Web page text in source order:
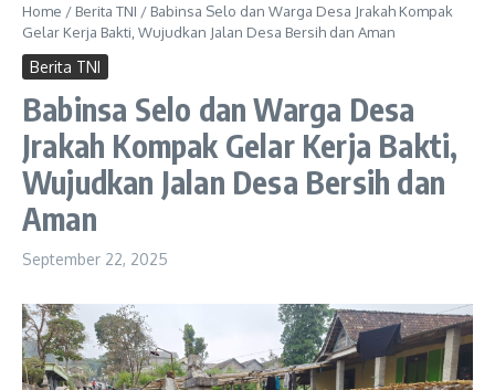
Home / Berita TNI / Babinsa Selo dan Warga Desa Jrakah Kompak
Gelar Kerja Bakti, Wujudkan Jalan Desa Bersih dan Aman
Berita TNI
Babinsa Selo dan Warga Desa
Jrakah Kompak Gelar Kerja Bakti,
Wujudkan Jalan Desa Bersih dan
Aman
September 22, 2025